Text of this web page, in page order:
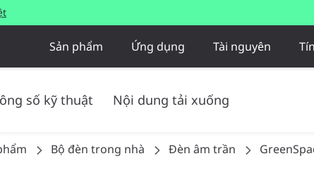
Sản phẩm Ứng dụng Tài nguyên
số kỹ thuật Nội dung tải xuống
Bộ đèn trong nhà Đèn âm trần